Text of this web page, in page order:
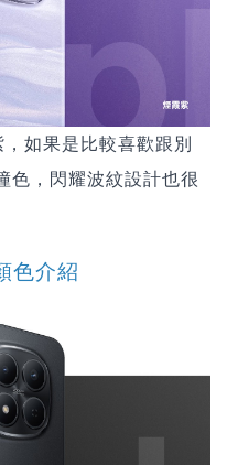
如果是比較喜歡跟別
色，閃耀波紋設計也很
色介紹